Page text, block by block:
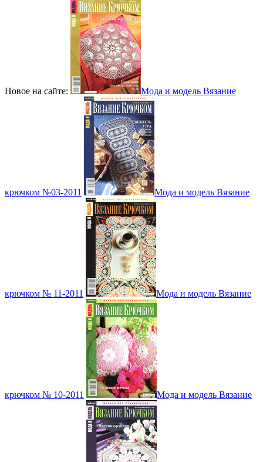
Новое на сайте: Мода и модель Вязание
крючком №03-2011 Мода и модель Вязание
крючком № 11-2011 Мода и модель Вязание
крючком № 10-2011 Мода и модель Вязание